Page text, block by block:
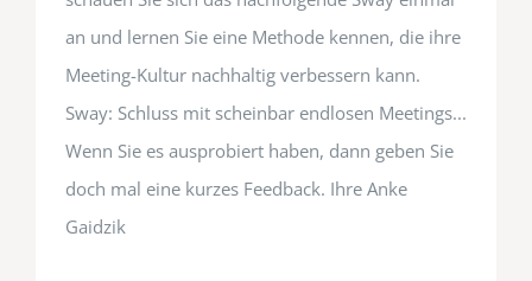
an und lernen Sie eine Methode kennen, die ihre
Meeting-Kultur nachhaltig verbessern kann.
Sway: Schluss mit scheinbar endlosen Meetings...
Wenn Sie es ausprobiert haben, dann geben Sie
doch mal eine kurzes Feedback. Ihre Anke
Gaidzik